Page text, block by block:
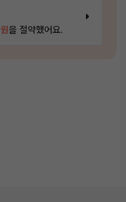
을 절약했어요.